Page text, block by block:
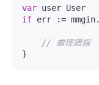
var
if err :=
// 處理錯誤